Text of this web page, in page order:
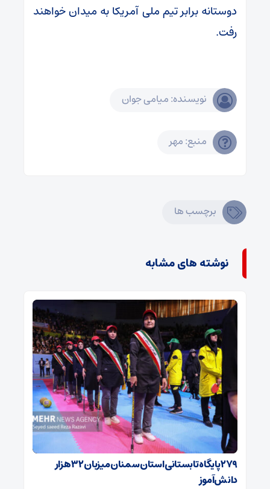
دوستانه برابر تیم ملی آمریکا به میدان خواهند
رفت.
نویسنده: میامی جوان
منبع: مهر
برچسب ها
نوشته های مشابه
۲۷۹ پایگاه تابستانی استان سمنان میزبان ۳۲ هزار
دانش‌آموز